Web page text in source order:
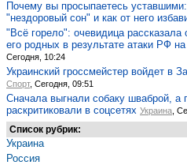
Почему вы просыпаетесь
"нездоровый сон" и как от него
"Всё горело": очевидица рассказала
его родных в результате атаки РФ
Сегодня, 10:24
Украинский гроссмейстер войдет в
Спорт, Сегодня, 09:51
Сначала выгнали собаку шваброй, а
раскритиковали в соцсетях Украина ,
Список рубрик:
Украина
Россия